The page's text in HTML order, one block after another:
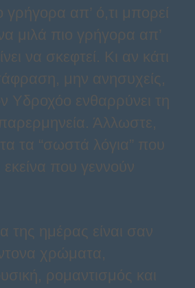
γρήγορα απ’ ό,τι μπορεί
μιλά πιο γρήγορα απ’
να σκεφτεί. Κι αν κάτι
μην ανησυχείς,
Υδροχόο ενθαρρύνει τη
Άλλωστε,
τα “σωστά λόγια” που
που γεννούν
της ημέρας είναι σαν
χρώματα,
ρομαντισμός και